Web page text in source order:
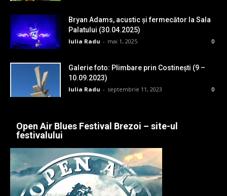
Bryan Adams, acustic și fermecător la Sala
Palatului (30.04.2025)
Iulia Radu - mai 1, 2025 0
Galerie foto: Plimbare prin Costinești (9 –
10.09.2023)
Iulia Radu - septembrie 11, 2023 0
Open Air Blues Festival Brezoi – site-ul
festivalului